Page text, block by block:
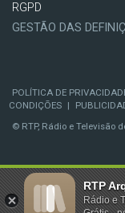
RGPD
GESTÃO DAS
POLÍTICA DE
CONDIÇÕES |
© RTP, Rádio e Televisão
RTP
Rádio e